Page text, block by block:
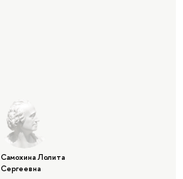
Самохина Лолита
Сергеевна